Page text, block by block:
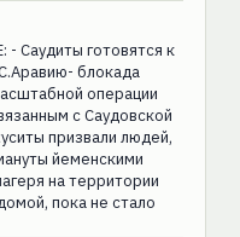
Саудиты готовятся к
блокада
операции
с Саудовской
призвали людей,
йеменскими
на территории
пока не стало